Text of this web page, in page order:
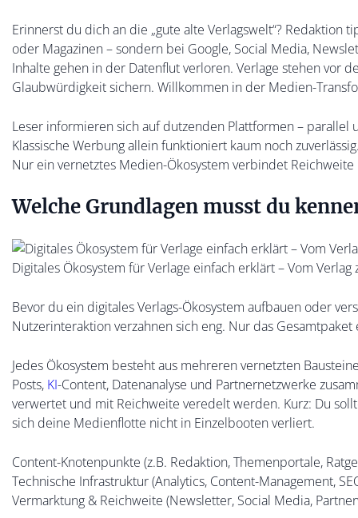
Erinnerst du dich an die „gute alte Verlagswelt“?
oder Magazinen – sondern bei Google, Social Media,
Inhalte gehen in der Datenflut verloren. Verlage stehen vor
Glaubwürdigkeit sichern. Willkommen in der Medien-
Leser informieren sich auf dutzenden Plattformen – parallel
Klassische Werbung allein funktioniert kaum noch
Nur ein vernetztes Medien-Ökosystem verbindet
Welche Grundlagen musst du
Digitales Ökosystem für Verlage einfach erklärt – Vom
Bevor du ein digitales Verlags-Ökosystem aufbauen oder
Nutzerinteraktion verzahnen sich eng. Nur das
Jedes Ökosystem besteht aus mehreren vernetzten
Posts, KI-Content, Datenanalyse und Partnernetzwerke
verwertet und mit Reichweite veredelt werden. Kurz: Du
sich deine Medienflotte nicht in Einzelbooten verliert.
Content-Knotenpunkte (z.B. Redaktion, Themenportale,
Technische Infrastruktur (Analytics, Content-Management,
Vermarktung & Reichweite (Newsletter, Social Media,